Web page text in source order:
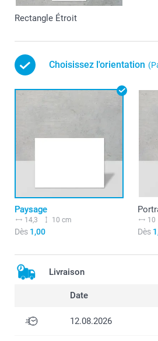
Rectangle Étroit
Choisissez l'orientation
Paysage
14,3 10 cm
Dès 1,00
10
Dès
Livraison
Date
12.08.2026